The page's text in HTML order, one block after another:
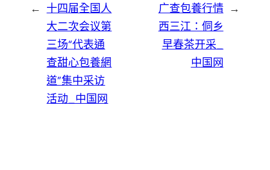
← 十四届全国人
大二次会议第
三场“代表通
查甜心包養網
道”集中采访
活动_中国网
→
广查包養行情
西三江：侗乡
早春茶开采_
中国网